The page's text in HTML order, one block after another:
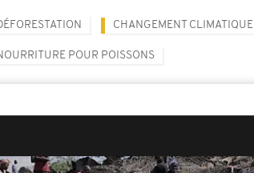
CHANGEMENT CLIMATIQUE
POUR POISSONS